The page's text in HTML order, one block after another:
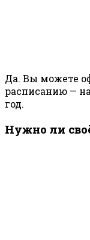
Да. Вы можете
расписанию —
год.
Нужно ли